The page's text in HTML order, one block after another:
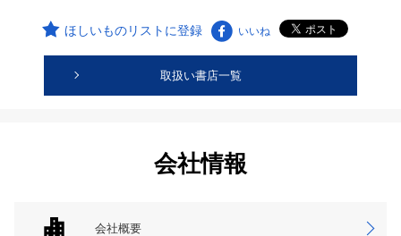
ほしいものリストに登録 いいね
取扱い書店一覧
会社情報
会社概要